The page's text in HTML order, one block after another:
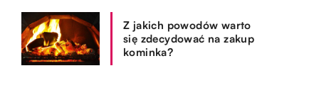
Z jakich powodów warto
się zdecydować na zakup
kominka?